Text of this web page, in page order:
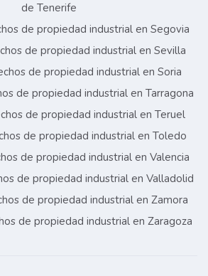
de Tenerife
de propiedad industrial en Segovia
de propiedad industrial en Sevilla
de propiedad industrial en Soria
de propiedad industrial en Tarragona
de propiedad industrial en Teruel
de propiedad industrial en Toledo
de propiedad industrial en Valencia
de propiedad industrial en Valladolid
de propiedad industrial en Zamora
de propiedad industrial en Zaragoza